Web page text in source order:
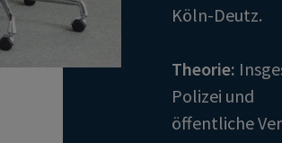
Köln-Deutz.
Theorie:
Polizei und
öffentliche